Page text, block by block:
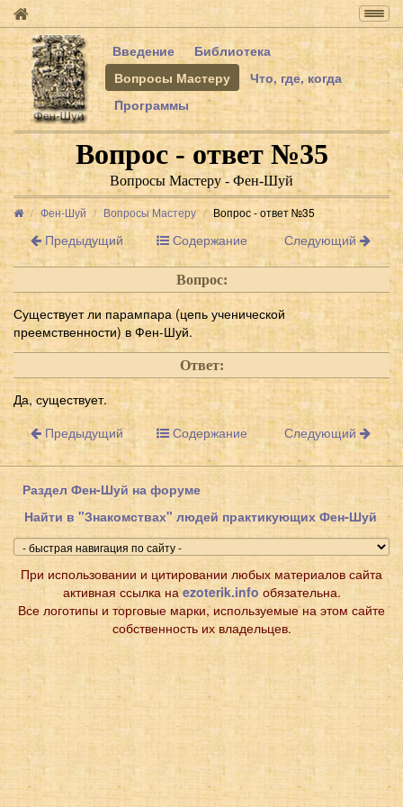
Введение
Библиотека
Вопросы Мастеру
Что, где, когда
Программы
Вопрос - ответ №35
Вопросы Мастеру - Фен-Шуй
Фен-Шуй Вопросы Мастеру Вопрос - ответ №35
Предыдущий Содержание Следующий
Вопрос:
Существует ли парампара (цепь ученической
преемственности) в Фен-Шуй.
Ответ:
Да, существует.
Предыдущий
Содержание Следующий
Раздел Фен-Шуй на форуме
Найти в "Знакомствах" людей практикующих Фен-Шуй
При использовании и цитировании любых материалов сайта
активная ссылка наezoterik.info обязательна.
Все логотипы и торговые марки, используемые на этом сайте
собственность их владельцев.